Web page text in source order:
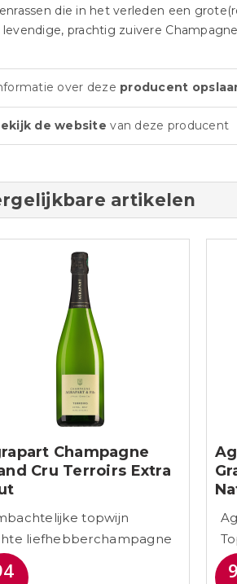
die in het verleden een
levendige, prachtig zuivere
over deze producent
de website van deze producent
artikelen
Champagne
Cru Terroirs Extra
topwijn
liefhebberchampagne